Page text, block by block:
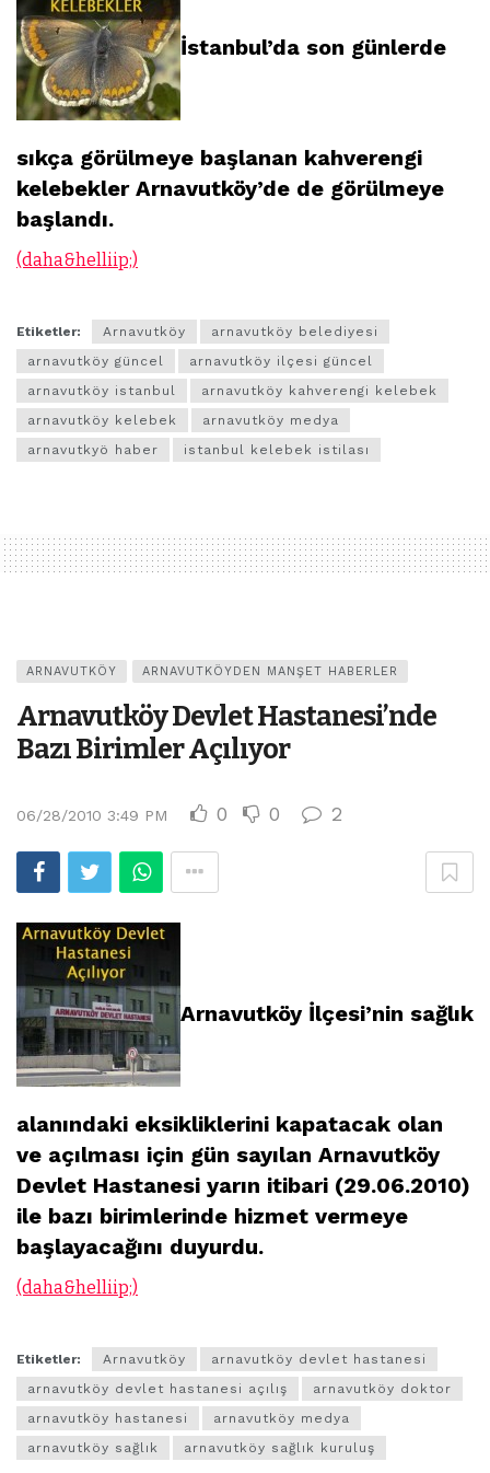
İstanbul’da son günlerde
sıkça görülmeye başlanan kahverengi
kelebekler Arnavutköy’de de görülmeye
başlandı.
(daha&helliip;)
Etiketler: Arnavutköy
arnavutköy belediyesi
arnavutköy güncel
arnavutköy ilçesi güncel
arnavutköy istanbul
arnavutköy kahverengi kelebek
arnavutköy kelebek
arnavutköy medya
arnavutkyö haber
istanbul kelebek istilası
ARNAVUTKÖY ARNAVUTKÖYDEN MANŞET HABERLER
Arnavutköy Devlet Hastanesi’nde
Bazı Birimler Açılıyor
06/28/2010 3:49 PM 0 0 2
Arnavutköy İlçesi’nin sağlık
alanındaki eksikliklerini kapatacak olan
ve açılması için gün sayılan Arnavutköy
Devlet Hastanesi yarın itibari (29.06.2010)
ile bazı birimlerinde hizmet vermeye
başlayacağını duyurdu.
(daha&helliip;)
Etiketler: Arnavutköy
arnavutköy devlet hastanesi
arnavutköy devlet hastanesi açılış
arnavutköy doktor
arnavutköy hastanesi
arnavutköy medya
arnavutköy sağlık
arnavutköy sağlık kuruluş